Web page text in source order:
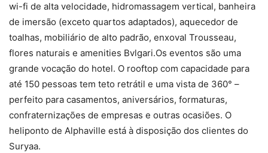
wi-fi de alta velocidade, hidromassagem vertical, banheira
de imersão (exceto quartos adaptados), aquecedor de
toalhas, mobiliário de alto padrão, enxoval Trousseau,
flores naturais e amenities Bvlgari.Os eventos são uma
grande vocação do hotel. O rooftop com capacidade para
até 150 pessoas tem teto retrátil e uma vista de 360° –
perfeito para casamentos, aniversários, formaturas,
confraternizações de empresas e outras ocasiões. O
heliponto de Alphaville está à disposição dos clientes do
Suryaa.